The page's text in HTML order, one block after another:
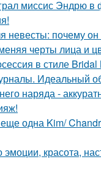
миссис Эндрю
невесты: почему
черты лица и
в стиле Bridal
Идеальный
наряда -
одна Kim/
красота,